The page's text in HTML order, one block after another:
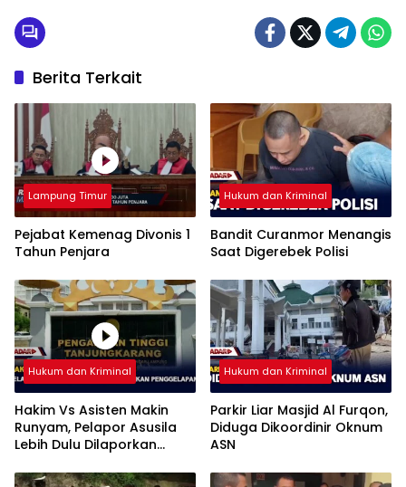
Berita Terkait
Lampung Timur
Pejabat Kemenag Divonis 1
Tahun Penjara
Hukum dan Kriminal
Bandit Curanmor Menangis
Saat Digerebek Polisi
Hukum dan Kriminal
Hakim Vs Asisten Makin
Runyam, Pelapor Asusila
Lebih Dulu Dilaporkan
Hukum dan Kriminal
Parkir Liar Masjid Al Furqon,
Diduga Dikoordinir Oknum
ASN